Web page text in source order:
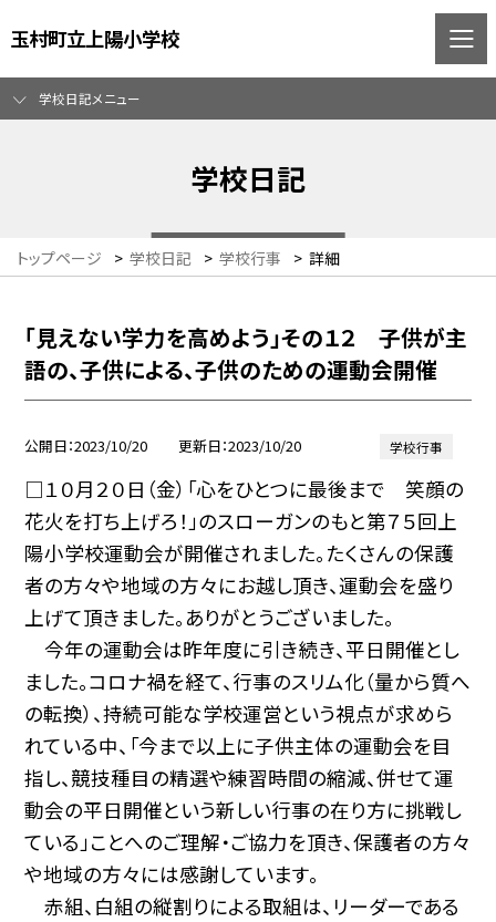
玉村町立上陽小学校
学校日記メニュー
学校日記
トップページ > 学校日記 > 学校行事 > 詳細
「見えない学力を高めよう」その１２ 子供が主
語の、子供による、子供のための運動会開催
公開日 2023/10/20 更新日 2023/10/20 学校行事
□１０月２０日（金）「心をひとつに最後まで 笑顔の
花火を打ち上げろ！」のスローガンのもと第７５回上
陽小学校運動会が開催されました。たくさんの保護
者の方々や地域の方々にお越し頂き、運動会を盛り
上げて頂きました。ありがとうございました。
今年の運動会は昨年度に引き続き、平日開催とし
ました。コロナ禍を経て、行事のスリム化（量から質へ
の転換）、持続可能な学校運営という視点が求めら
れている中、「今まで以上に子供主体の運動会を目
指し、競技種目の精選や練習時間の縮減、併せて運
動会の平日開催という新しい行事の在り方に挑戦し
ている」ことへのご理解・ご協力を頂き、保護者の方々
や地域の方々には感謝しています。
赤組、白組の縦割りによる取組は、リーダーである